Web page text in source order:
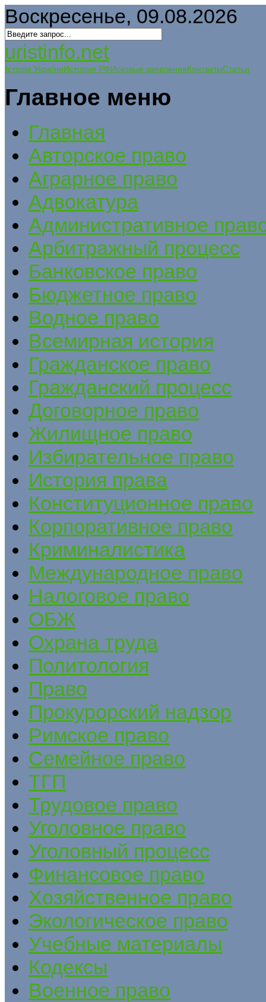
Воскресенье, 09.08.2026
uristinfo.net
Історія УкраїниИстория РФИсковые заявленияКонтактыСтатьи
Главное меню
Главная
Авторское право
Аграрное право
Адвокатура
Административное
Арбитражный процесс
Банковское право
Бюджетное право
Водное право
Всемирная история
Гражданское право
Гражданский процесс
Договорное право
Жилищное право
Избирательное право
История права
Конституционное право
Корпоративное право
Криминалистика
Международное право
Налоговое право
ОБЖ
Охрана труда
Политология
Право
Прокурорский надзор
Римское право
Семейное право
ТГП
Трудовое право
Уголовное право
Уголовный процесс
Финансовое право
Хозяйственное право
Экологическое право
Учебные материалы
Кодексы
Военное право